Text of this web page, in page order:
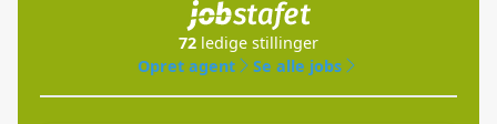
72 ledige stillinger
Opret agent
Se alle jobs